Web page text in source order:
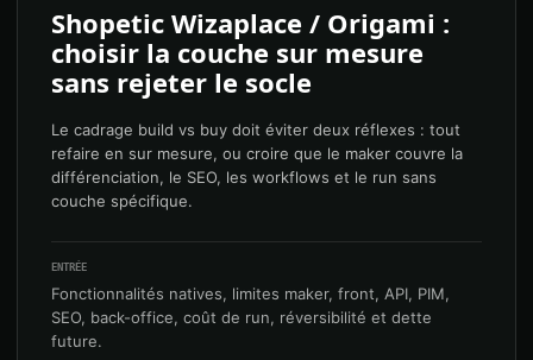
Shopetic Wizaplace / Origami :
choisir la couche sur mesure
sans rejeter le socle
Le cadrage build vs buy doit éviter deux réflexes : tout
refaire en sur mesure, ou croire que le maker couvre la
différenciation, le SEO, les workflows et le run sans
couche spécifique.
ENTRÉE
Fonctionnalités natives, limites maker, front, API, PIM,
SEO, back-office, coût de run, réversibilité et dette
future.